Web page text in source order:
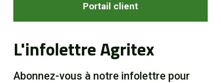
Portail client
L'infolettre Agritex
Abonnez-vous à notre infolettre pour